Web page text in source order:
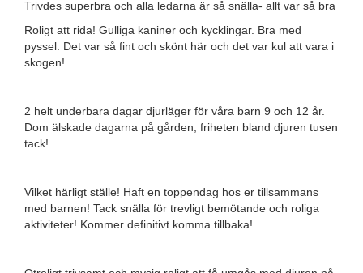
Trivdes superbra och alla ledarna är så snälla- allt var så bra
Roligt att rida! Gulliga kaniner och kycklingar. Bra med
pyssel. Det var så fint och skönt här och det var kul att vara i
skogen!
2 helt underbara dagar djurläger för våra barn 9 och 12 år.
Dom älskade dagarna på gården, friheten bland djuren tusen
tack!
Vilket härligt ställe! Haft en toppendag hos er tillsammans
med barnen! Tack snälla för trevligt bemötande och roliga
aktiviteter! Kommer definitivt komma tillbaka!